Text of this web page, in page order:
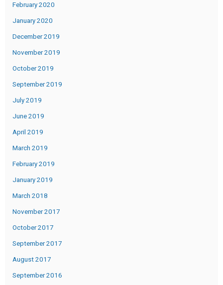
February 2020
January 2020
December 2019
November 2019
October 2019
September 2019
July 2019
June 2019
April 2019
March 2019
February 2019
January 2019
March 2018
November 2017
October 2017
September 2017
August 2017
September 2016